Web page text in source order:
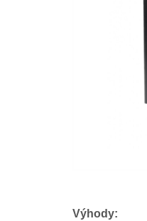
Výhody: